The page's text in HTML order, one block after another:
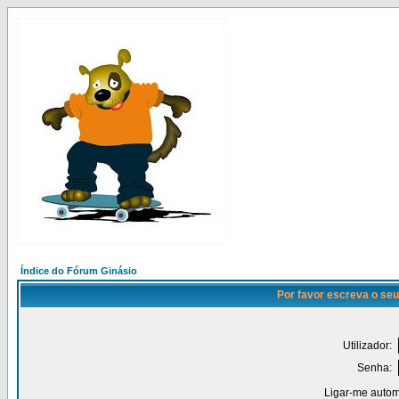
Índice do Fórum Ginásio
Por favor escreva o
Utilizador:
Senha:
Ligar-me